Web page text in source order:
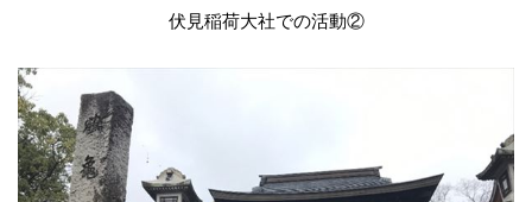
伏見稲荷大社での活動②